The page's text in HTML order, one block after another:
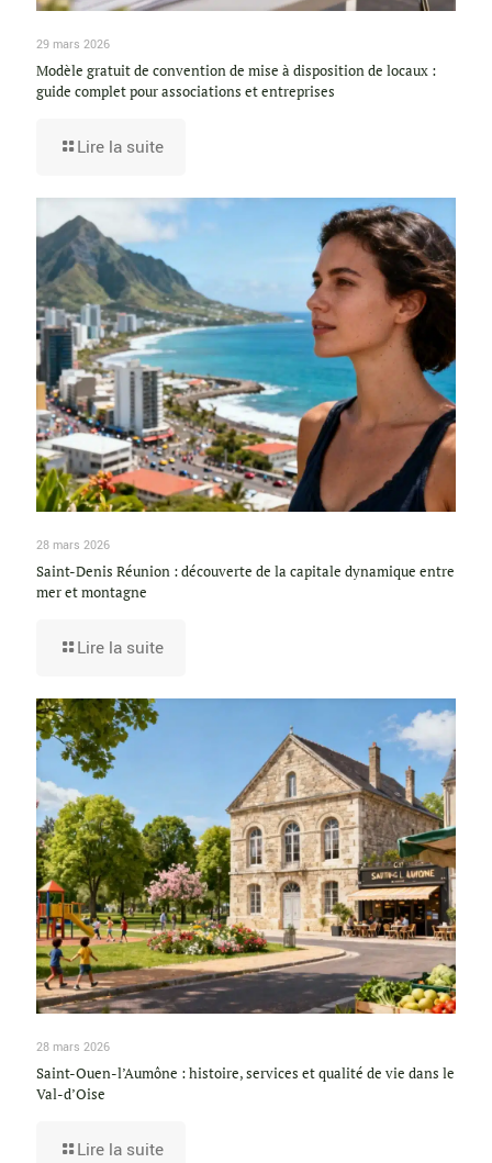
29 mars 2026
Modèle gratuit de convention de mise à disposition de locaux :
guide complet pour associations et entreprises
Lire la suite
28 mars 2026
Saint-Denis Réunion : découverte de la capitale dynamique entre
mer et montagne
Lire la suite
28 mars 2026
Saint-Ouen-l’Aumône : histoire, services et qualité de vie dans le
Val-d’Oise
Lire la suite